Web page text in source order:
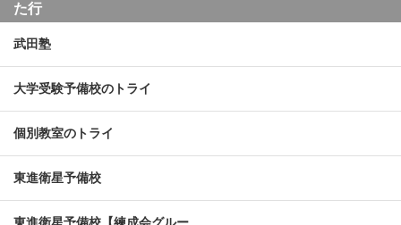
た行
武田塾
大学受験予備校のトライ
個別教室のトライ
東進衛星予備校